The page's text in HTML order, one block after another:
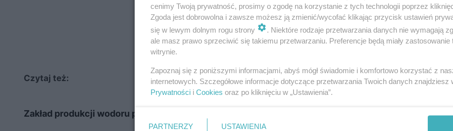
Czytaj też:
Zakład produkcji wodoru powstanie w krakowskiej hucie ArcelorMittal Poland
cenimy Twoją prywatność, prosimy o zgodę na korzystanie z tych technologii poprzez
Zgoda jest dobrowolna i zawsze możesz ją zmienić/wycofać klikając przycisk ustawień
się w lewym dolnym rogu strony
. Niektóre rodzaje przetwarzania danych nie wymagają
ale masz prawo sprzeciwić się takiemu przetwarzaniu. Preferencje będą miały zastosowanie
witrynie.
Zapoznaj się z poniższymi informacjami, abyś mógł świadomie i komfortowo korzystać z
internetowych. Szczegółowe informacje dotyczące przetwarzania Twoich danych znajdziesz
Prywatności i Cookies oraz po kliknięciu w „Ustawienia”.
PARTNERZY USTAWIENIA